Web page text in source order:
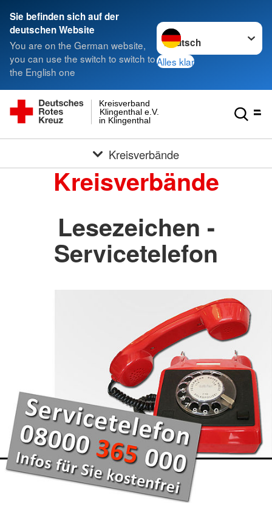
Sie befinden sich auf der
deutschen Website
You are on the German website,
you can use the switch to switch to
the English one
Sprache wechseln zu
Alles klar
in Klingenthal
Klingenthal e.V.
Kreisverband
Kreisverbände
Kreisverbände
Lesezeichen -
Servicetelefon